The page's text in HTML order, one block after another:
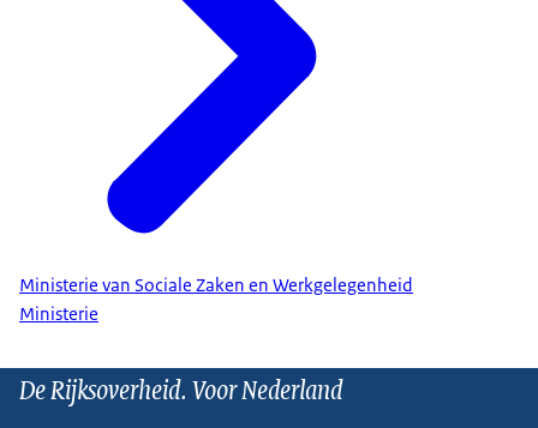
Ministerie van Sociale Zaken en Werkgelegenheid
Ministerie
De Rijksoverheid. Voor Nederland